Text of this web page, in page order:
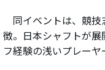
同イベントは、競技
徴。日本シャフトが
フ経験の浅いプレーヤ